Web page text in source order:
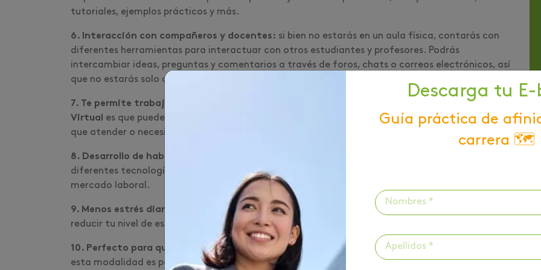
tutoriales, ejemplos prácticos y más.
6. Interacción con compañeros y docentes: si bien no estarás en un aula física, contarás con
diferentes herramientas para interactuar con otros estudiantes y profesores. Podrás
intercambiar ideas, preguntas y comentarios a través de foros, chats o correos electrónicos, así
que no estarás solo dentro de tu proceso de aprendizaje.
7. Te permite trabajar y estudiar:
pregrado en Derecho
Virtual es que puedes trabajar y estudiar a la ve, especialmente si tienes otras responsabilidades
que atender o necesitas costear tus estudios.
8. Desarrollo de habilidades tecnológicas:
diferentes tecnologías y aplicaciones en línea, algo que cada vez es más requerido en el
mercado laboral.
9. Menos estrés diario:
al no tener que lidiar con desplazamientos en tu día a día, podrás
reducir tu nivel de estrés y, por ende, concentrarte mejor en su formación académica.
10. Perfecto para quienes no puedan movilizarse: si te cuesta trasladarte de un sitio a otro,
esta modalidad es perfecta para ti.
Descarga tu E-
Guía práctica de
carrera 🗺️